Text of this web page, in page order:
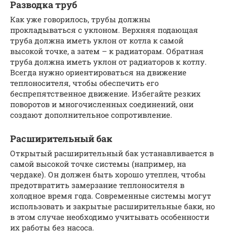
Разводка труб
Как уже говорилось, трубы должны
прокладываться с уклоном. Верхняя подающая
труба должна иметь уклон от котла к самой
высокой точке, а затем – к радиаторам. Обратная
труба должна иметь уклон от радиаторов к котлу.
Всегда нужно ориентироваться на движение
теплоносителя, чтобы обеспечить его
беспрепятственное движение. Избегайте резких
поворотов и многочисленных соединений, они
создают дополнительное сопротивление.
Расширительный бак
Открытый расширительный бак устанавливается в
самой высокой точке системы (например, на
чердаке). Он должен быть хорошо утеплен, чтобы
предотвратить замерзание теплоносителя в
холодное время года. Современные системы могут
использовать и закрытые расширительные баки, но
в этом случае необходимо учитывать особенности
их работы без насоса.